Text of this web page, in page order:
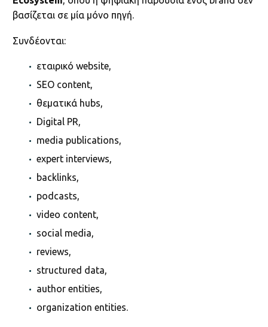
βασίζεται σε μία μόνο πηγή.
Συνδέονται:
εταιρικό website,
SEO content,
θεματικά hubs,
Digital PR,
media publications,
expert interviews,
backlinks,
podcasts,
video content,
social media,
reviews,
structured data,
author entities,
organization entities.